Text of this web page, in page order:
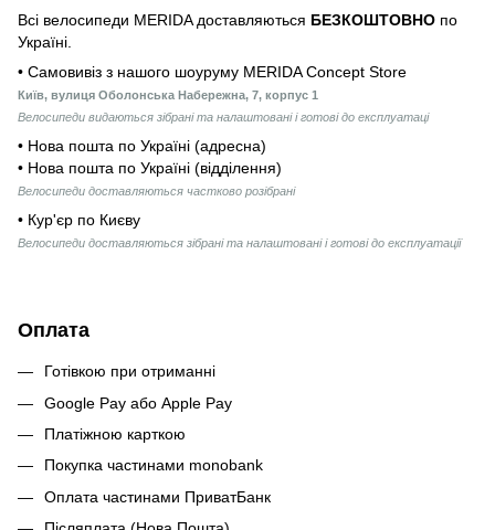
Всі велосипеди MERIDA доставляються БЕЗКОШТОВНО по
Україні.
• Самовивіз з нашого шоуруму MERIDA Concept Store
Київ, вулиця Оболонська Набережна, 7, корпус 1
Велосипеди видаються зібрані та налаштовані і готові до експлуатаці
• Нова пошта по Україні (адресна)
• Нова пошта по Україні (відділення)
Велосипеди доставляються частково розібрані
• Кур'єр по Києву
Велосипеди доставляються зібрані та налаштовані і готові до експлуатації
Оплата
Готівкою при отриманні
Google Pay або Apple Pay
Платіжною карткою
Покупка частинами monobank
Оплата частинами ПриватБанк